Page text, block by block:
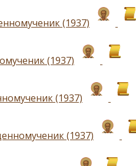
(1937)
(1937)
(1937)
(1937)